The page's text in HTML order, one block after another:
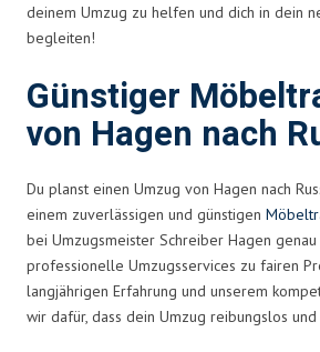
deinem Umzug zu helfen und dich in dein
begleiten!
Günstiger
von Hagen nach
Du planst einen Umzug von Hagen nach
einem zuverlässigen und günstigen
bei Umzugsmeister Schreiber Hagen
professionelle Umzugsservices zu fairen
langjährigen Erfahrung und unserem
wir dafür, dass dein Umzug reibungslos